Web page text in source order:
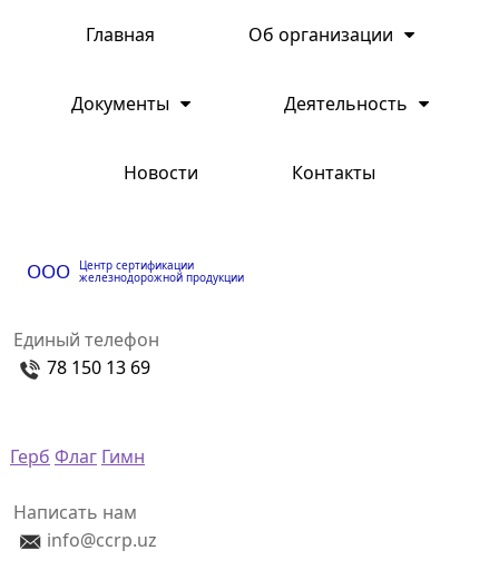
Главная Об организации
Документы Деятельность
Новости Контакты
ООО Центр сертификации
железнодорожной продукции
Единый телефон
78 150 13 69
Герб Флаг Гимн
Написать нам
info@ccrp.uz